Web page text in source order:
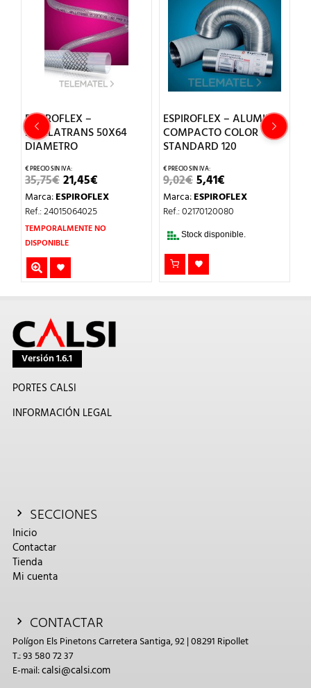
ESPIROFLEX –
MALLATRANS 50X64
DIAMETRO
35,75€EL
PRECIO
ORIGINAL
ERA:
35,75€.
21,45€PRECIO
ACTUAL
21,45€.
Marca:ESPIROFLEX
Ref.: 24015064025
TEMPORALMENTE NO
DISPONIBLE
ESPIROFLEX – ALUMINIO
COMPACTO COLOR
STANDARD 120
9,02€EL
PRECIO
ORIGINAL
ERA:
5,41€PRECIO
ACTUAL
ES:
Marca:ESPIROFLEX
Ref.: 02170120080
Stock disponible.
Versión 1.6.1
PORTES CALSI
INFORMACIÓN LEGAL
SECCIONES
Inicio
Contactar
Tienda
Mi cuenta
CONTACTAR
Polígon Els Pinetons Carretera Santiga, 92 | 08291 Ripollet
T.: 93 580 72 37
E-mail:calsi@calsi.com